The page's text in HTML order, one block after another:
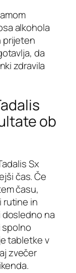
alkohola
prijeten
da
zdravila
ob
Sx
čas. Če
času,
rutine in
na
spolno
tabletke v
zvečer